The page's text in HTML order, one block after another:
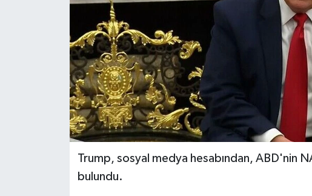
Trump, sosyal medya hesabından, ABD'nin
bulundu.
GÜNCEL